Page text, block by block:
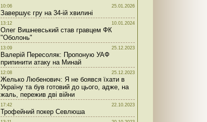
10:06 25.01.2026
Завершує гру на 34-ій хвилині
13:12 10.01.2024
Олег Вишневський став гравцем ФК
"Оболонь"
13:09 25.12.2023
Валерій Пересоляк: Пропоную УАФ
припинити атаку на Минай
12:08 25.12.2023
Желько Любенович: Я не боявся їхати в
Україну та був готовий до цього, адже, на
жаль, пережив дві війни
17:42 22.10.2023
Трофейний покер Севлюша